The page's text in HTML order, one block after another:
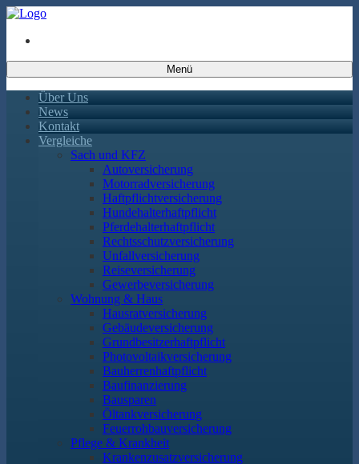
Menü
Über Uns
News
Kontakt
Vergleiche
Sach und KFZ
Autoversicherung
Motorradversicherung
Haftpflichtversicherung
Hundehalterhaftpflicht
Pferdehalterhaftpflicht
Rechtsschutzversicherung
Unfallversicherung
Reiseversicherung
Gewerbeversicherung
Wohnung & Haus
Hausratversicherung
Gebäudeversicherung
Grundbesitzerhaftpflicht
Photovoltaikversicherung
Bauherrenhaftpflicht
Baufinanzierung
Bausparen
Öltankversicherung
Feuerrohbauversicherung
Pflege & Krankheit
Krankenzusatzversicherung